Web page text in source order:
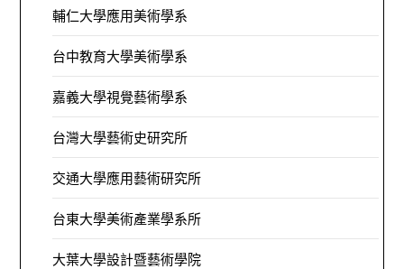
輔仁大學應用美術學系
台中教育大學美術學系
嘉義大學視覺藝術學系
台灣大學藝術史研究所
交通大學應用藝術研究所
台東大學美術產業學系所
大葉大學設計暨藝術學院